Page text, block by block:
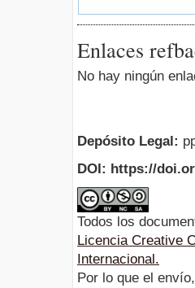
Enlaces
No hay ningún
Depósito Legal:
DOI: https://
Todos los
Licencia Creative
Internacional.
Por lo que el